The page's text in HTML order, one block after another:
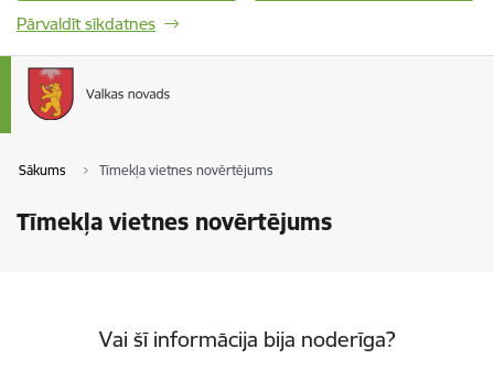
Pārvaldīt sīkdatnes
Sākums Tīmekļa vietnes novērtējums
Tīmekļa vietnes novērtējums
Vai šī informācija bija noderīga?